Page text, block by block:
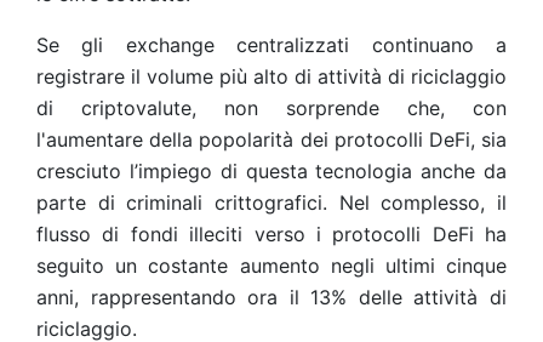
Se gli exchange centralizzati continuano a
registrare il volume più alto di attività di riciclaggio
di criptovalute, non sorprende che, con
l'aumentare della popolarità dei protocolli DeFi, sia
cresciuto l’impiego di questa tecnologia anche da
parte di criminali crittografici. Nel complesso, il
flusso di fondi illeciti verso i protocolli DeFi ha
seguito un costante aumento negli ultimi cinque
anni, rappresentando ora il 13% delle attività di
riciclaggio.